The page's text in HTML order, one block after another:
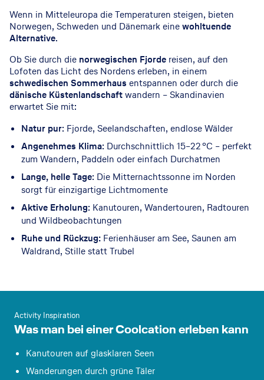
Wenn in Mitteleuropa die Temperaturen steigen, bieten
Norwegen, Schweden und Dänemark einewohltuende
Alternative.
Ob Sie durch die norwegischen Fjorde reisen, auf den
Lofoten das Licht des Nordens erleben, in einem
schwedischen Sommerhaus entspannen oder durch die
dänische Küstenlandschaftwandern – Skandinavien
erwartet Sie mit:
Natur pur: Fjorde, Seelandschaften, endlose Wälder
Angenehmes Klima: Durchschnittlich 15–22 °C – perfekt
zum Wandern, Paddeln oder einfach Durchatmen
Lange, helle Tage: Die Mitternachtssonne im Norden
sorgt für einzigartige Lichtmomente
Aktive Erholung: Kanutouren, Wandertouren, Radtouren
und Wildbeobachtungen
Ruhe und Rückzug: Ferienhäuser am See, Saunen am
Waldrand, Stille statt Trubel
Activity Inspiration
Was man bei einer Coolcation erleben kann
Kanutouren auf glasklaren Seen
Wanderungen durch grüne Täler